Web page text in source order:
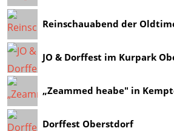
Reinschauabend der
JO & Dorffest im Kurpark
„Zeammed heabe" in
Dorffest Oberstdorf